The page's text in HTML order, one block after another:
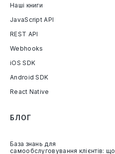
Наші книги
JavaScript API
REST API
Webhooks
iOS SDK
Android SDK
React Native
БЛОГ
База знань для
самообслуговування клієнтів: що